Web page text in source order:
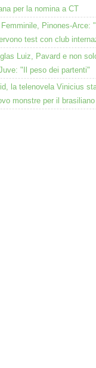
per la nomina a CT
Femminile, Pinones-Arce:
test con club
Luiz, Pavard e non
"Il peso dei partenti"
la telenovela Vinicius
monstre per il brasiliano